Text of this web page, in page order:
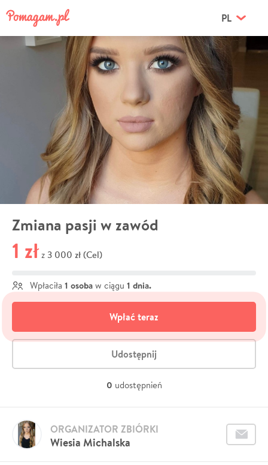
PL
Zmiana pasji w zawód
1 zł z 3 000 zł (Cel)
Wpłaciła 1 osoba w ciągu 1 dnia.
Wpłać teraz
Udostępnij
0 udostępnień
Wiesia Michalska
ORGANIZATOR ZBIÓRKI